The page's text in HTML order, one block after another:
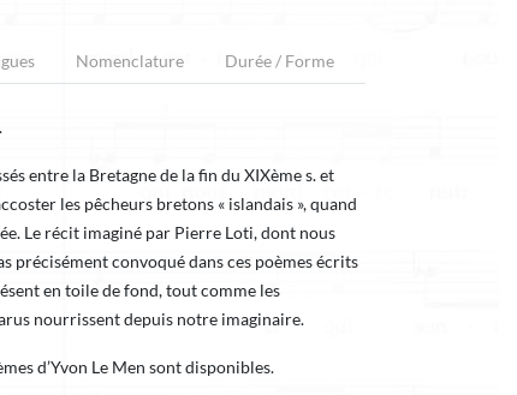
Nomenclature Durée / Forme
.
entre la Bretagne de la fin du XIXème s. et
les pêcheurs bretons « islandais », quand
Le récit imaginé par Pierre Loti, dont nous
précisément convoqué dans ces poèmes écrits
en toile de fond, tout comme les
nourrissent depuis notre imaginaire.
d’Yvon Le Men sont disponibles.